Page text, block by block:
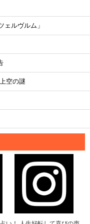
ェルヴルム」
空の謎